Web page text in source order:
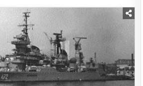
Posted
in